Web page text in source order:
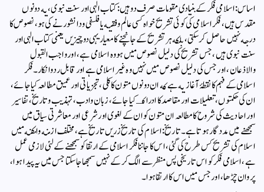
اساس:اسلامى فكر كے بنيادى مقومات صرف دو ہيں: كتاب الہى اور سنت نبوى، يه دونوں
مقدس ہيں، فكر اسلامى كى كوئى تشريح خواه كسى عالم وفقيه يا فلسفى ودانشور نے كى ہو، نصوص كا
درجه نہيں حاصل كرسكتى، بلكه ہر تشريح كے جانچنے كا معيار يہى دو چيزيں يعنى كتاب الہى اور
سنت نبوى ہيں، جس تشريح كى دليل نصوص ميں ہو وه اسلامى ہے، اور واجب القبول
والاذعان، اور جس كى دليل نصوص ميں نہيں وه غير اسلامى ہے اور قابل رد وانكار۔فكر
اسلامى كے فہم كا نقطۂ آغاز يه ہے كه ان دونوں متون کا كلى، تجزیاتی اور عمیق مطالعہ كيا جائے،
ان كى حكمتوں، تعليلات اور مقاصد كا ادراكـ كيا جائے، زبان وادب، تہذيب وتاريخ، تفاسیر
اور احادیث کی شروح کا مطالعہ ان متون کو ان کے لغوی اور شرعی اور معاشرتى سیاق میں
سمجھنے میں مددگار ہوتا ہے۔تاريخ:اسلام كى تاريخ زريں تاريخ ہے، مختلف ازمنه وامكنه ميں
اسلام كى تشريح كس طرح كى گئى، اس كا جاننا فكر اسلامى كے ارتقا كو سمجهنے كے لئى لازمى عمل
ہے، اسلامی فکر کو اس تاریخی پس منظر سے الگ کر کے نہیں سمجھا جا سکتا جس میں یہ پیدا ہوا،
پروان چڑها، اور جس ميں اس كا ارتقا ہوا۔